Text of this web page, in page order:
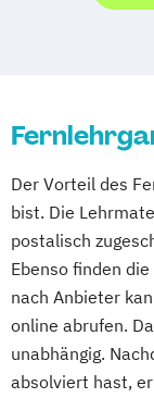
Wolfsburg
(inkl.
Life
Pilates
Yoga
Der Vorteil des
bist. Die
postalisch
Ebenso finden
nach Anbieter
online abrufen.
unabhängig.
absolviert hast,